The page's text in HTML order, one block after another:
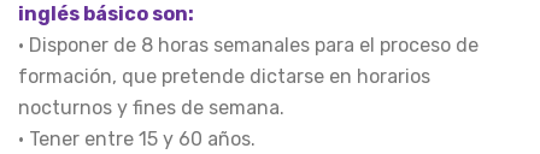
inglés básico son:
• Disponer de 8 horas semanales para el proceso de
formación, que pretende dictarse en horarios
nocturnos y fines de semana.
• Tener entre 15 y 60 años.